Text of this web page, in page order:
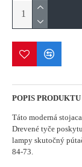
POPIS PRODUKTU
Táto moderná
Drevené tyče
lampy skutočný
84-73.